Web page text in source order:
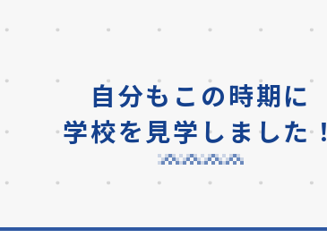
自分もこの時期に
学校を見学しました！